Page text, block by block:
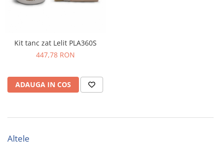
Kit tanc zat Lelit PLA360S
447,78 RON
ADAUGA IN COS
Altele